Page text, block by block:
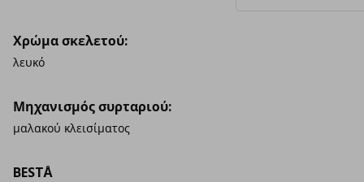
BESTÅ
Χρώμα σκελετού:
λευκό
Μηχανισμός συρταριού:
μαλακού κλεισίματος